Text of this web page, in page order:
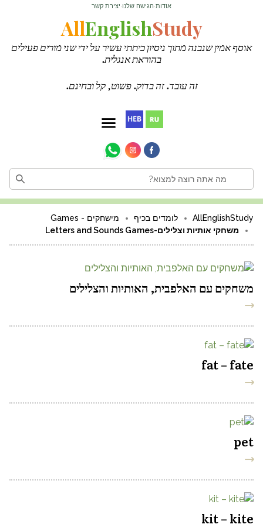
אודות·הגישה שלנו·יצירת קשר
AllEnglishStudy
אוסף אמין שנבנה מתוך ניסיון כיתתי עשיר על ידי שני מורים פעילים
בהוראת אנגלית.
זה עובד. זה בדוק. פשוט, קל ובחינם.
AllEnglishStudy לומדים בכיף
מישחקים - Games
משחקי אותיות וצלילים-Letters and Sounds Games
משחקים עם האלפבית, האותיות והצלילים
fat – fate
pet
kit – kite